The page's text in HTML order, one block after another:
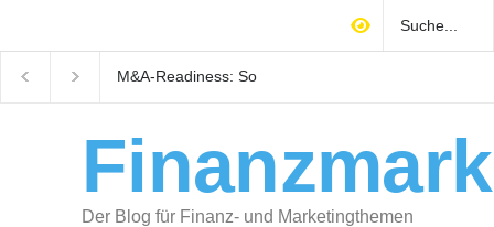
M&A-Readiness: So
Der Blog für Finanz- und Marketingthemen